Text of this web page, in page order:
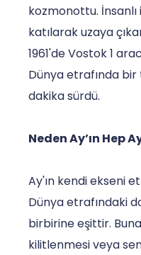
kozmonottu. İnsanlı
katılarak uzaya
1961'de Vostok 1
Dünya etrafında bir
dakika sürdü.
Neden Ay’ın Hep
Ay'ın kendi ekseni
Dünya etrafındaki
birbirine eşittir.
kilitlenmesi veya